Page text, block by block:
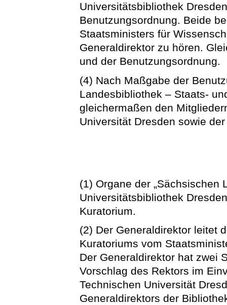
Universitätsbibliothek
Benutzungsordnung. Beide
Staatsministers für
Generaldirektor zu hören.
und der Benutzungsordnung.
(4) Nach Maßgabe der
Landesbibliothek – Staats-
gleichermaßen den
Universität Dresden sowie
(1) Organe der „Sächsischen
Universitätsbibliothek
Kuratorium.
(2) Der Generaldirektor leitet
Kuratoriums vom
Der Generaldirektor hat zwei
Vorschlag des Rektors im
Technischen Universität
Generaldirektors der